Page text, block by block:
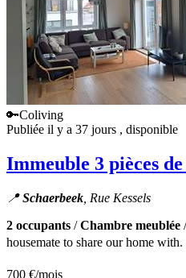
🔑Coliving
Publiée il y a 37 jours , disponible
Immeuble 3 pièces de
📍Schaerbeek , Rue Kessels
2 occupants /Chambre meublée
housemate to share our home
700 €/mois